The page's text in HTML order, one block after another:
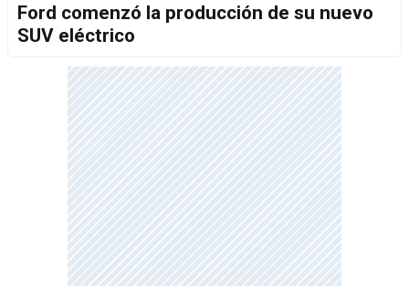
Ford comenzó la producción de su nuevo
SUV eléctrico